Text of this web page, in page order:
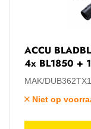
ACCU
4x BL1850 +
MAK/DUB362TX1
Niet op